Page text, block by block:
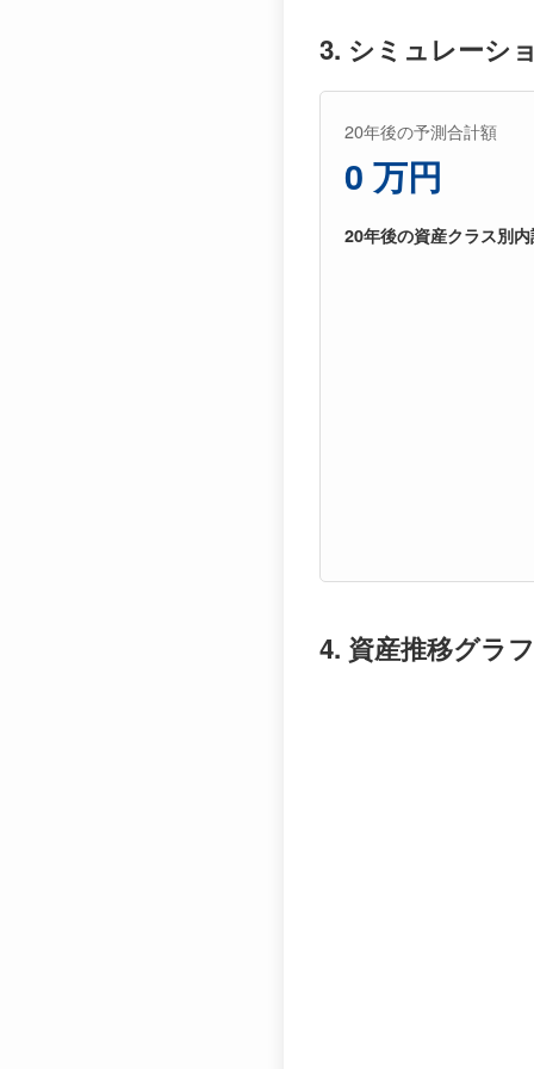
3. シミュレーシ
20年後の予測合計額
0 万円
20年後の資産クラス別
4. 資産推移グラ